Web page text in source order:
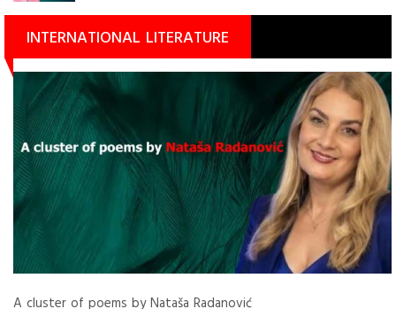
INTERNATIONAL LITERATURE
A cluster of poems by Nataša Radanović